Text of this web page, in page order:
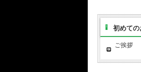
初めて